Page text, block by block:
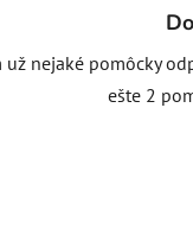
nejaké pomôcky
ešte 2